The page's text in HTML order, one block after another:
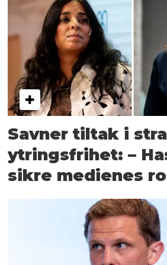
Savner tiltak i
ytringsfrihet: –
sikre medienes